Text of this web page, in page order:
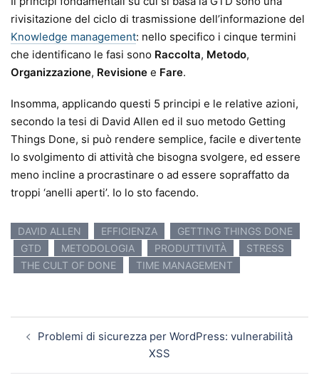
rivisitazione del ciclo di trasmissione dell’informazione del
Knowledge management: nello specifico i cinque termini
che identificano le fasi sono Raccolta, Metodo,
Organizzazione, Revisione e Fare.
Insomma, applicando questi 5 principi e le relative azioni,
secondo la tesi di David Allen ed il suo metodo Getting
Things Done, si può rendere semplice, facile e divertente
lo svolgimento di attività che bisogna svolgere, ed essere
meno incline a procrastinare o ad essere sopraffatto da
troppi ‘anelli aperti’. Io lo sto facendo.
DAVID ALLEN EFFICIENZA
GETTING THINGS DONE
GTD
METODOLOGIA PRODUTTIVITÀ
STRESS
THE CULT OF DONE
TIME MANAGEMENT
Problemi di sicurezza per WordPress: vulnerabilità
XSS